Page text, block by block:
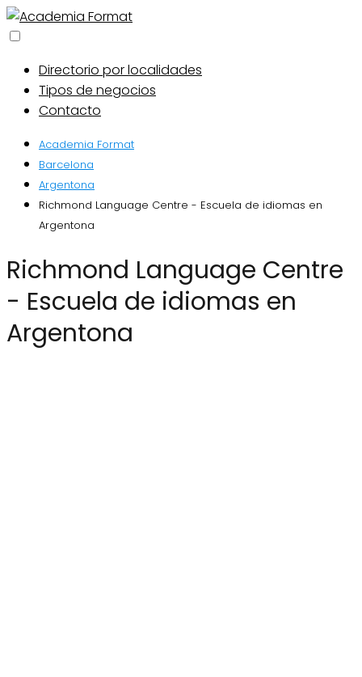
Directorio por localidades
Tipos de negocios
Contacto
Academia Format
Barcelona
Argentona
Richmond Language Centre - Escuela de idiomas en
Argentona
Richmond Language Centre
- Escuela de idiomas en
Argentona